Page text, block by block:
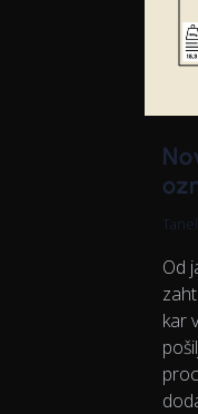
Od
kar